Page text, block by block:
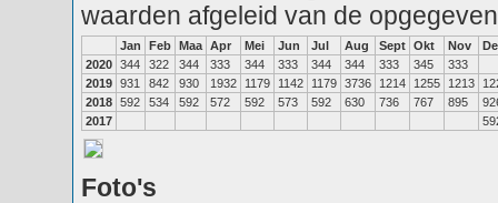
waarden afgeleid van de
Jan Feb Maa Apr Mei Jun Jul Aug Sept Okt Nov
2020 344 322 344 333 344 333 344 344 333 345
333
2019 931 842 930 1932 1179 1142 1179 3736 1214 1255 1213
2018 592 534 592 572 592 573 592 630 736 767 895
2017
Foto's